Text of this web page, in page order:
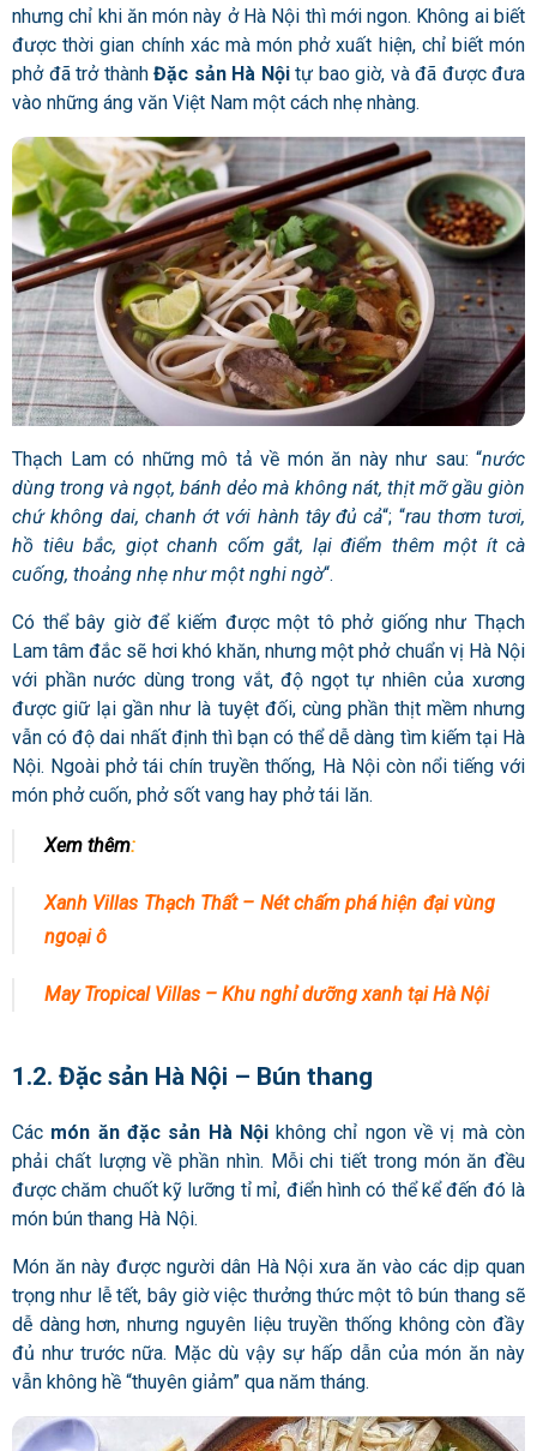
nhưng chỉ khi ăn món này ở Hà Nội thì mới ngon. Không ai biết
được thời gian chính xác mà món phở xuất hiện, chỉ biết món
phở đã trở thànhĐặc sản Hà Nội tự bao giờ, và đã được đưa
vào những áng văn Việt Nam một cách nhẹ nhàng.
Thạch Lam có những mô tả về món ăn này như sau: “nước
dùng trong và ngọt, bánh dẻo mà không nát, thịt mỡ gầu giòn
chứ không dai, chanh ớt với hành tây đủ cả“; “rau thơm tươi,
hồ tiêu bắc, giọt chanh cốm gắt, lại điểm thêm một ít cà
cuống, thoảng nhẹ như một nghi ngờ“.
Có thể bây giờ để kiếm được một tô phở giống như Thạch
Lam tâm đắc sẽ hơi khó khăn, nhưng một phở chuẩn vị Hà Nội
với phần nước dùng trong vắt, độ ngọt tự nhiên của xương
được giữ lại gần như là tuyệt đối, cùng phần thịt mềm nhưng
vẫn có độ dai nhất định thì bạn có thể dễ dàng tìm kiếm tại Hà
Nội. Ngoài phở tái chín truyền thống, Hà Nội còn nổi tiếng với
món phở cuốn, phở sốt vang hay phở tái lăn.
Xem thêm:
Xanh Villas Thạch Thất – Nét chấm phá hiện đại vùng
ngoại ô
May Tropical Villas – Khu nghỉ dưỡng xanh tại Hà Nội
1.2. Đặc sản Hà Nội – Bún thang
Các món ăn đặc sản Hà Nội không chỉ ngon về vị mà còn
phải chất lượng về phần nhìn. Mỗi chi tiết trong món ăn đều
được chăm chuốt kỹ lưỡng tỉ mỉ, điển hình có thể kể đến đó là
món bún thang Hà Nội.
Món ăn này được người dân Hà Nội xưa ăn vào các dịp quan
trọng như lễ tết, bây giờ việc thưởng thức một tô bún thang sẽ
dễ dàng hơn, nhưng nguyên liệu truyền thống không còn đầy
đủ như trước nữa. Mặc dù vậy sự hấp dẫn của món ăn này
vẫn không hề “thuyên giảm” qua năm tháng.